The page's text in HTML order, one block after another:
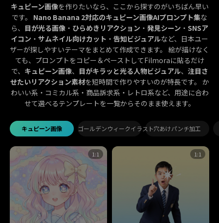
キュピーン画像を作りたいなら、ここから探すのがいちばん早い
です。 Nano Banana 2対応のキュピーン画像AIプロンプト集な
ら、 目が光る画像 ・ ひらめきリアクション ・ 発見シーン ・ SNSア
イコン ・ サムネイル向けカット ・ 告知ビジュアルなど、日本ユー
ザーが探しやすいテーマをまとめて作成できます。 絵が描けなく
ても、プロンプトをコピー＆ペーストしてFilmoraに貼るだけ
で、 キュピーン画像、 目がキラッと光る人物ビジュアル、 注目さ
せたいリアクション素材を短時間で作りやすいのが特長です。 か
わいい系・コミカル系・商品訴求系・レトロ系など、用途に合わ
せて選べるテンプレートを一覧からそのまま使えます。
キュピーン画像 ゴールデンウィークイラスト穴あけパンチ加工
1:1 1:1